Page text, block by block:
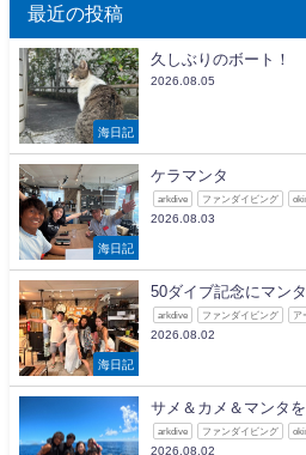
最近の投稿
海日記
久しぶりのボート！
2026.08.05
海日記
ケラマンタ
arkdive ファンダイビング
2026.08.03
海日記
50ダイブ記念にマン
arkdive ファンダイビング ア
2026.08.02
サメ＆カメ＆マンタ
arkdive ファンダイビング
2026.08.02